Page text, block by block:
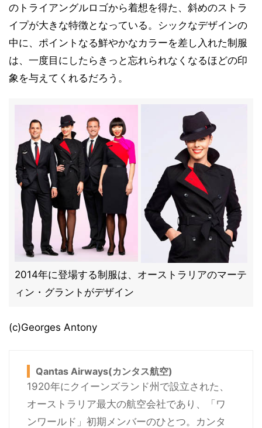
のトライアングルロゴから着想を得た、斜めのストラ
イプが大きな特徴となっている。シックなデザインの
中に、ポイントなる鮮やかなカラーを差し入れた制服
は、一度目にしたらきっと忘れられなくなるほどの印
象を与えてくれるだろう。
2014年に登場する制服は、オーストラリアのマーテ
ィン・グラントがデザイン
(c)Georges Antony
Qantas Airways(カンタス航空)
1920年にクイーンズランド州で設立された、
オーストラリア最大の航空会社であり、「ワ
ンワールド」初期メンバーのひとつ。カンタ